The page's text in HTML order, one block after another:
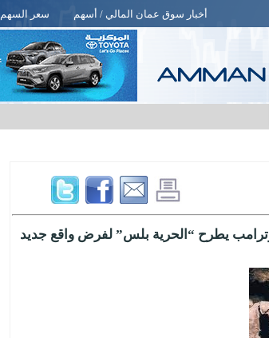
أخبار سوق عمان المالي / أسهم سعر السهم
يطرح “الحرية بلس” لفرض واقع جديد